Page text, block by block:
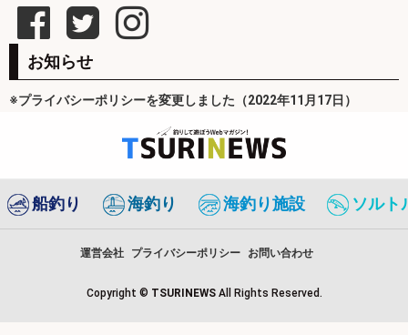
お知らせ
※プライバシーポリシーを変更しました（2022年11月17日）
船釣り 海釣り 海釣り施設 ソルト
運営会社 プライバシーポリシー お問い合わせ
Copyright © TSURINEWS All Rights Reserved.